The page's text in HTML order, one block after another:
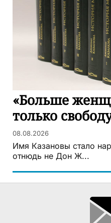
«Больше
только
08.08.2026
Имя Казановы стало
отнюдь не Дон Ж...